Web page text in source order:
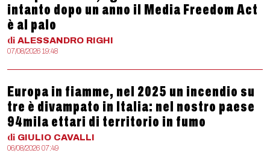
intanto dopo un anno il Media Freedom Act
è al palo
di ALESSANDRO RIGHI
07/08/2026 19:48
Europa in fiamme, nel 2025 un incendio su
tre è divampato in Italia: nel nostro paese
94mila ettari di territorio in fumo
di GIULIO CAVALLI
06/08/2026 07:49